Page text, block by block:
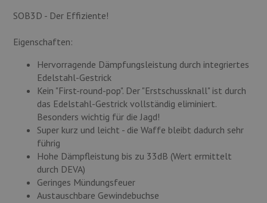
SOB3D - Der Effiziente!
Eigenschaften:
Hervorragende Dämpfungsleistung durch integriertes
Edelstahl-Gestrick
Kein "First-round-pop". Der "Erstschussknall" ist durch
das Edelstahl-Gestrick vollständig eliminiert.
Besonders wichtig für die Jagd!
Super kurz und leicht - die Waffe bleibt dadurch sehr
führig
Hohe Dämpfleistung bis zu 33dB (Wert ermittelt
durch DEVA)
Geringes Mündungsfeuer
Austauschbare Gewindebuchse
Waffen
Lampen und Zubehör